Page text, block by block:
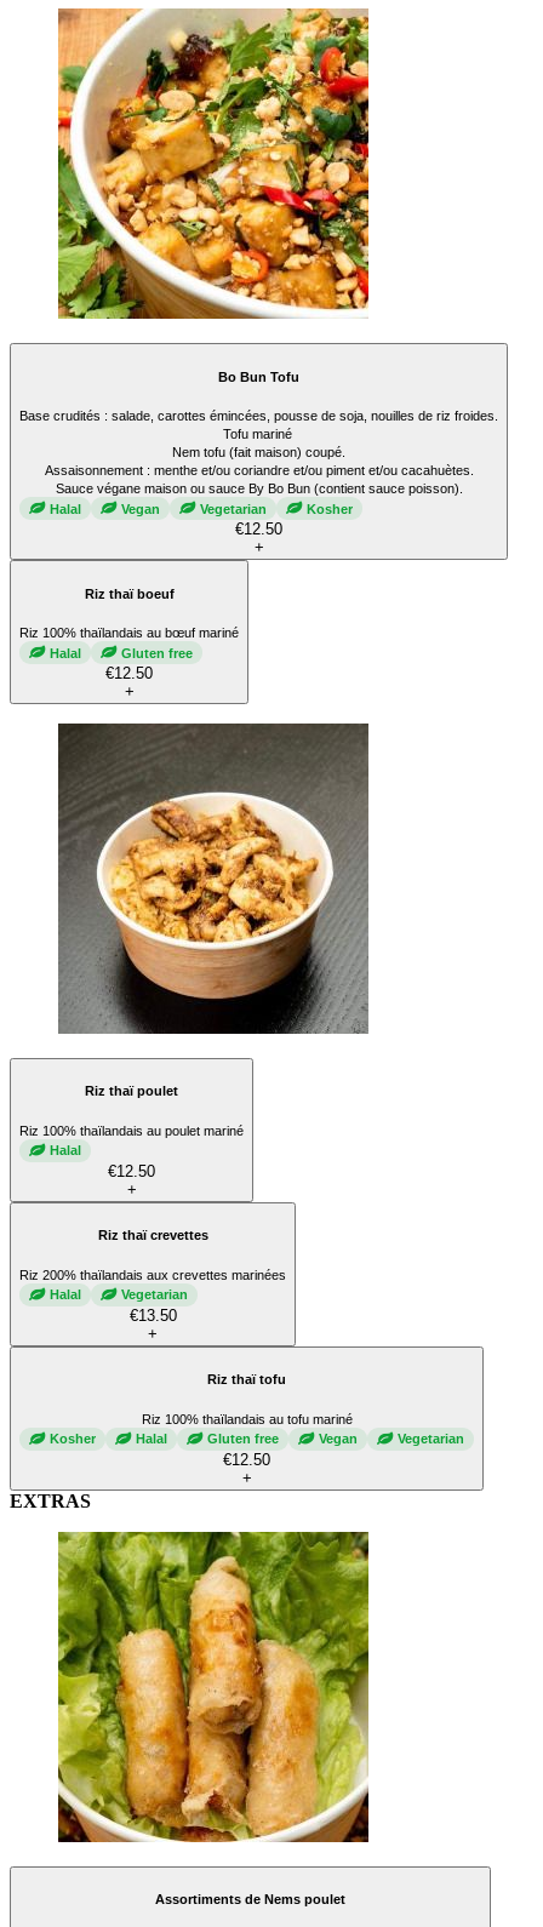
Bo Bun Tofu
Base crudités : salade, carottes émincées, pousse de soja, nouilles de riz froides.
Tofu mariné
Nem tofu (fait maison) coupé.
Assaisonnement : menthe et/ou coriandre et/ou piment et/ou cacahuètes.
Sauce végane maison ou sauce By Bo Bun (contient sauce poisson).
Halal
Vegan Vegetarian Kosher
€12.50
+
Riz thaï boeuf
Riz 100% thaïlandais au bœuf mariné
Halal
Gluten free
€12.50
+
Riz thaï poulet
Riz 100% thaïlandais au poulet mariné
Halal
€12.50
+
Riz thaï crevettes
Riz 200% thaïlandais aux crevettes marinées
Halal
Vegetarian
€13.50
+
Riz thaï tofu
Riz 100% thaïlandais au tofu mariné
Kosher
Halal Gluten free Vegan Vegetarian
€12.50
+
EXTRAS
Assortiments de Nems poulet